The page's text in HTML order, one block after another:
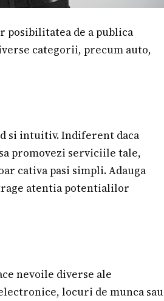
de a publica
categorii, precum auto,
si intuitiv. Indiferent daca
promovezi serviciile tale,
cativa pasi simpli. Adauga
atentia potentialilor
nevoile diverse ale
locuri de munca sau